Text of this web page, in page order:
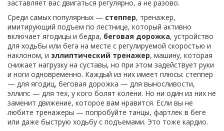
заставляет вас двигаться регулярно, а не разово.
Среди самых популярных — степпер, тренажер,
имитирующий подъем по лестнице, который активно
включает ягодицы и бедра, беговая дорожка, устройство
для ходьбы или бега на месте с регулируемой скоростью и
наклоном, и эллиптический тренажер, машину, которая
снижает нагрузку на суставы, но при этом задействует руки
и ноги одновременно. Каждый из них имеет плюсы: степпер
— для ягодиц, беговая дорожка — для выносливости,
эллипс — для тех, у кого болят колени. Но ни один из них не
заменит движение, которое вам нравится. Если вы не
любите тренажеры — попробуйте танцы, фартлек в беге
или даже быструю ходьбу с подъемами. Это тоже кардио.